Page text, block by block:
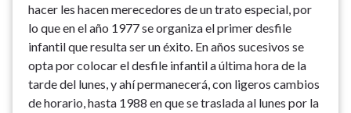
hacer les hacen merecedores de un trato especial, por
lo que en el año 1977 se organiza el primer desfile
infantil que resulta ser un éxito. En años sucesivos se
opta por colocar el desfile infantil a última hora de la
tarde del lunes, y ahí permanecerá, con ligeros cambios
de horario, hasta 1988 en que se traslada al lunes por la